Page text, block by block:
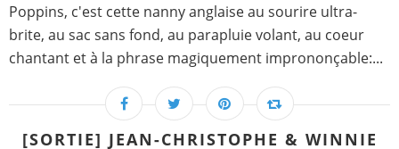
Poppins, c'est cette nanny anglaise au sourire ultra-
brite, au sac sans fond, au parapluie volant, au coeur
chantant et à la phrase magiquement imprononçable:...
[SORTIE] JEAN-CHRISTOPHE & WINNIE